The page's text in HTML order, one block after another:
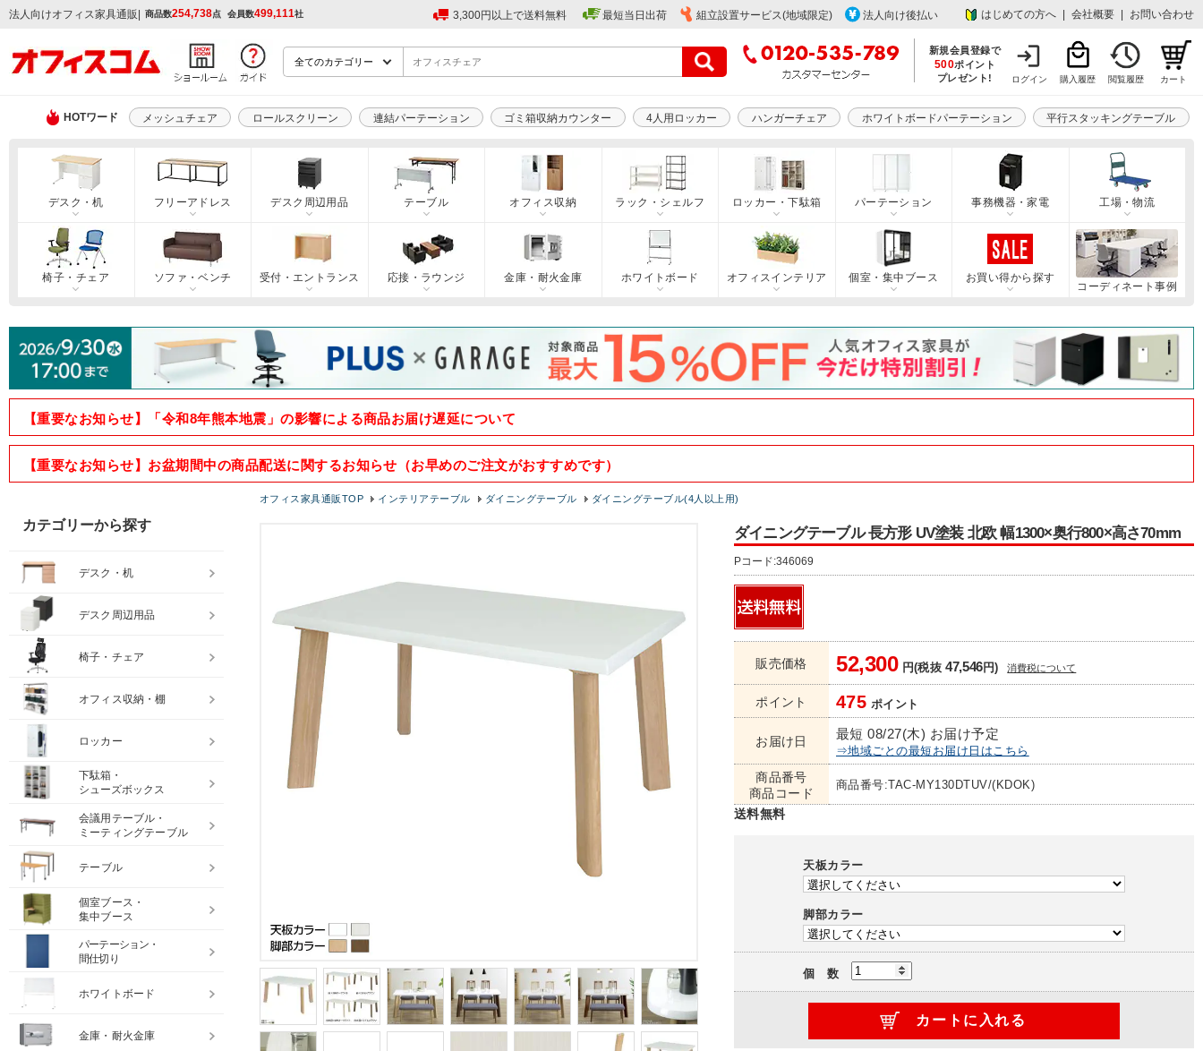
法人向けオフィス家具通販 | 商品数254,738点 会員数499,111社 3,300円以上で送料無料 最短当日出荷 組立設置サービス(地域限定) 法人向け後払い はじめての方へ 会社概要 お問い合わせ
新規会員登録で
500ポイント
プレゼント!
ログイン 購入履歴 閲覧履歴 カート
HOTワード メッシュチェア ロールスクリーン 連結パーテーション ゴミ箱収納カウンター 4人用ロッカー ハンガーチェア ホワイトボードパーテーション 平行スタッキングテーブル
デスク・机 フリーアドレス デスク周辺用品 テーブル オフィス収納 ラック・シェルフ ロッカー・下駄箱 パーテーション 事務機器・家電 工場・物流
椅子・チェア ソファ・ベンチ 受付・エントランス 応接・ラウンジ 金庫・耐火金庫 ホワイトボード オフィスインテリア 個室・集中ブース
お買い得から探す
コーディネート事例
【重要なお知らせ】「令和8年熊本地震」の影響による商品お届け遅延について
【重要なお知らせ】お盆期間中の商品配送に関するお知らせ（お早めのご注文がおすすめです）
オフィス家具通販TOP インテリアテーブル ダイニングテーブル ダイニングテーブル(4人以上用)
ダイニングテーブル 長方形 UV塗装 北欧 幅1300×奥行800×高さ70mm
Pコード:346069
販売価格 52,300円(税抜47,546円) 消費税について
ポイント 475 ポイント
お届け日 最短 08/27(木) お届け予定
⇒地域ごとの最短お届け日はこちら
商品番号
商品コード
商品番号:TAC-MY130DTUV/(KDOK)
送料無料
天板カラー
脚部カラー
個 数
カテゴリーから探す
デスク・机
デスク周辺用品
椅子・チェア
オフィス収納・棚
ロッカー
下駄箱・
シューズボックス
会議用テーブル・
ミーティングテーブル
テーブル
個室ブース・
集中ブース
パーテーション・
間仕切り
ホワイトボード
金庫・耐火金庫